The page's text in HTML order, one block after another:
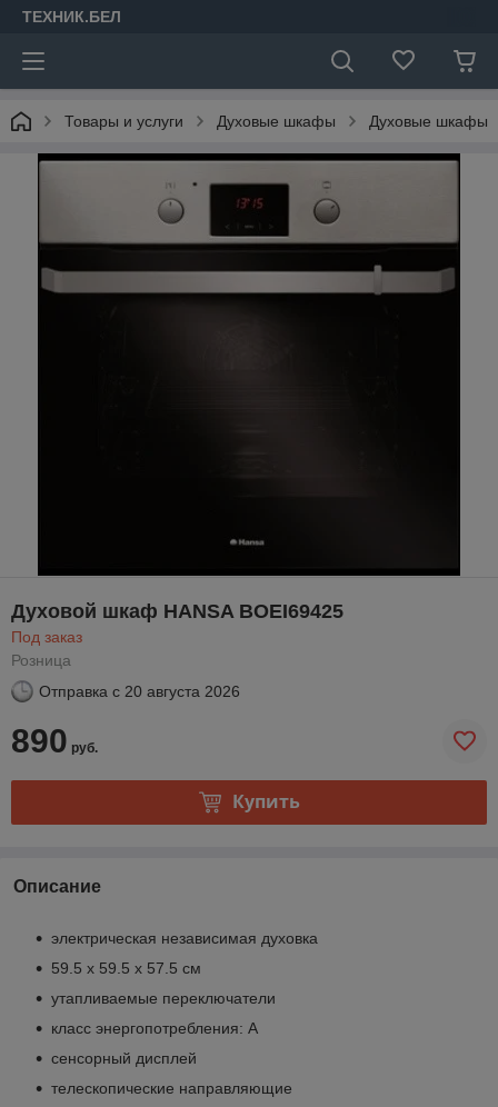
ТЕХНИК.БЕЛ
Товары и услуги Духовые шкафы Духовые шкафы
Духовой шкаф HANSA BOEI69425
Под заказ
Розница
Отправка с 20 августа 2026
890 руб.
Купить
Описание
электрическая независимая духовка
59.5 х 59.5 x 57.5 см
утапливаемые переключатели
класс энергопотребления: A
сенсорный дисплей
телескопические направляющие